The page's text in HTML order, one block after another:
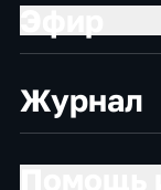
Журнал